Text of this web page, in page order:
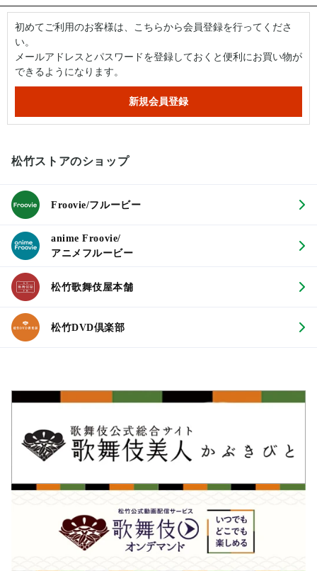
初めてご利用のお客様は、こちらから会員登録を行ってくださ
い。
メールアドレスとパスワードを登録しておくと便利にお買い物が
できるようになります。
松竹ストアのショップ
Froovie/フルービー
anime Froovie/
アニメフルービー
松竹歌舞伎屋本舗
松竹DVD倶楽部